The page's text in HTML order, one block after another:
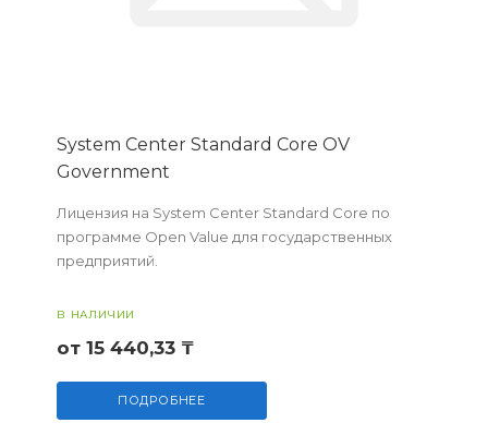
System Center Standard Core OV
Government
Лицензия на System Center Standard Core по
программе Open Value для государственных
предприятий.
В НАЛИЧИИ
от 15 440,33 ₸
ПОДРОБНЕЕ